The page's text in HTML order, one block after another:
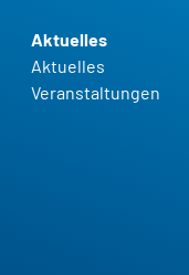
Aktuelles
Aktuelles
Veranstaltungen